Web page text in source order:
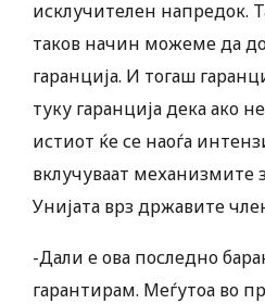
исклучителен напредок.
таков начин можеме да
гаранција. И тогаш
туку гаранција дека ако
истиот ќе се наоѓа
вклучуваат механизмите
Унијата врз државите
-Дали е ова последно
гарантирам. Меѓутоа во